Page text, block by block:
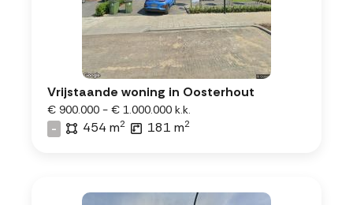
Vrijstaande woning in Oosterhout
€ 900.000 - € 1.000.000 k.k.
-
454 m2 181 m2